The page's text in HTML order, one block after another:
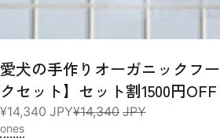
愛犬の手作りオーガニックフ
クセット】セット割1500円OFF
¥14,340 JPY¥14,340 JPY
ones